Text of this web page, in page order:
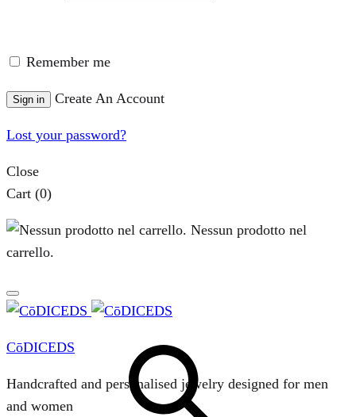
Remember me
Sign in Create An Account
Lost your password?
Close
Cart (0)
Nessun prodotto nel
carrello.
CōDICEDS
Handcrafted and personalised jewelry designed for men
and women